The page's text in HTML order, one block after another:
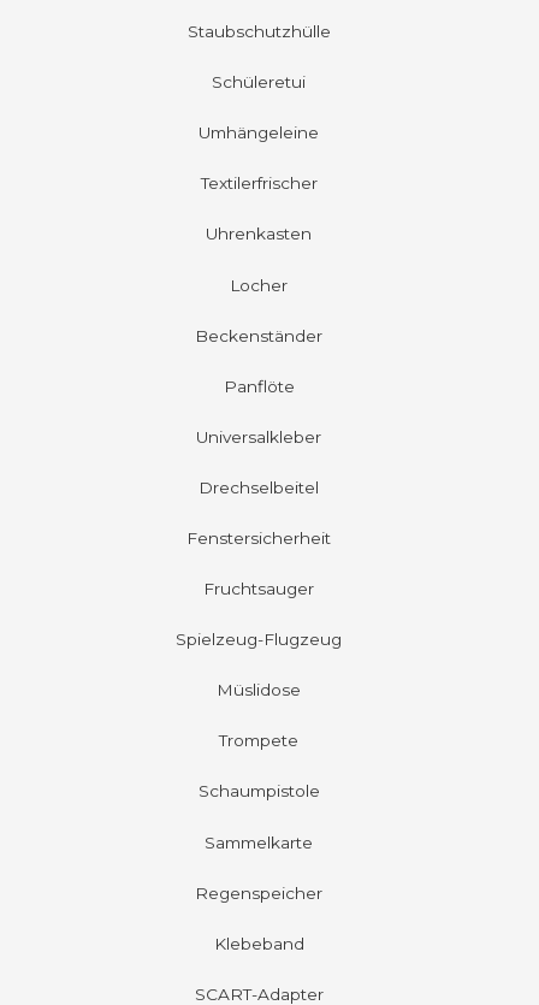
Staubschutzhülle
Schüleretui
Umhängeleine
Textilerfrischer
Uhrenkasten
Locher
Beckenständer
Panflöte
Universalkleber
Drechselbeitel
Fenstersicherheit
Fruchtsauger
Spielzeug-Flugzeug
Müslidose
Trompete
Schaumpistole
Sammelkarte
Regenspeicher
Klebeband
SCART-Adapter